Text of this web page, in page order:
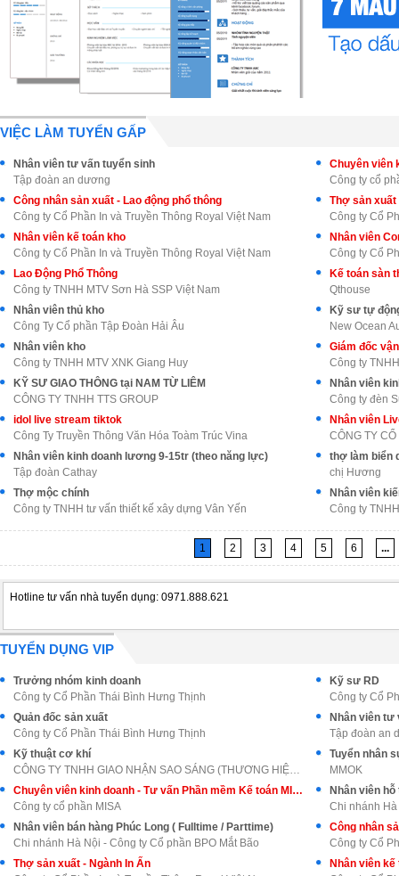
VIỆC LÀM TUYỂN GẤP
Nhân viên tư vấn tuyển sinh
Tập đoàn an dương
Công ty cổ
Công nhân sản xuất - Lao động phổ thông
Công ty Cổ Phần In và Truyền Thông Royal Việt Nam
Thợ sản xuất
Công ty Cổ
Nhân viên kế toán kho
Công ty Cổ Phần In và Truyền Thông Royal Việt Nam
Nhân viên
Công ty Cổ
Lao Động Phổ Thông
Công ty TNHH MTV Sơn Hà SSP Việt Nam
Kế toán sàn
Qthouse
Nhân viên thủ kho
Công Ty Cổ phần Tập Đoàn Hải Âu
Kỹ sư tự
New Ocean
Nhân viên kho
Công ty TNHH MTV XNK Giang Huy
Giám đốc
Công ty
KỸ SƯ GIAO THÔNG tại NAM TỪ LIÊM
CÔNG TY TNHH TTS GROUP
Nhân viên
Công ty đèn
idol live stream tiktok
Công Ty Truyền Thông Văn Hóa Toàm Trúc Vina
Nhân viên kinh doanh lương 9-15tr (theo năng lực)
Tập đoàn Cathay
thợ làm biển
chị Hương
Thợ mộc chính
Công ty TNHH tư vấn thiết kế xây dựng Vân Yến
Nhân viên
Công ty
1 2 3 4 5 6 ...
Hotline tư vấn nhà tuyển dụng: 0971.888.621
TUYỂN DỤNG VIP
Trưởng nhóm kinh doanh
Công ty Cổ Phần Thái Bình Hưng Thịnh
Kỹ sư RD
Công ty Cổ
Quản đốc sản xuất
Công ty Cổ Phần Thái Bình Hưng Thịnh
Nhân viên tư
Tập đoàn an
Kỹ thuật cơ khí
Tuyển nhân
MMOK
Chuyên viên kinh doanh - Tư vấn Phần mềm Kế toán MISA AMIS
Công ty cổ phần MISA
Nhân viên
Chi nhánh
Nhân viên bán hàng Phúc Long ( Fulltime / Parttime)
Chi nhánh Hà Nội - Công ty Cổ phần BPO Mắt Bão
Công nhân
Công ty Cổ
Thợ sản xuất - Ngành In Ấn
Nhân viên kế